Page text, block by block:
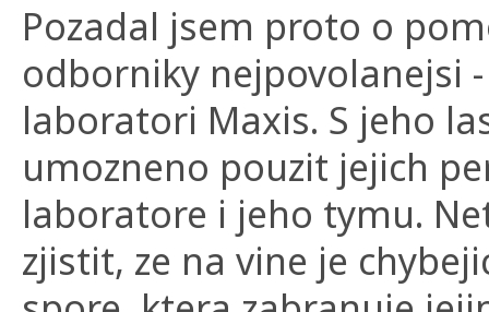
Pozadal jsem proto o
odborniky nejpovolanejsi
laboratori Maxis. S jeho
umozneno pouzit jejich
laboratore i jeho tymu.
zjistit, ze na vine je